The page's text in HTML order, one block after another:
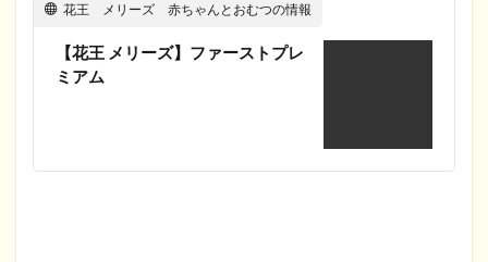
花王 メリーズ 赤ちゃんとおむつの情報
【花王 メリーズ】ファーストプレ
ミアム